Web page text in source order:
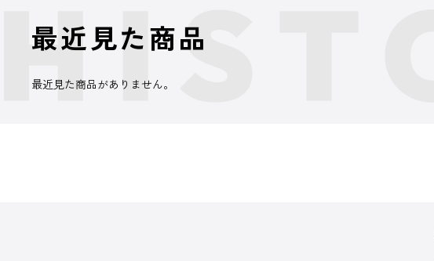
最近見た商品
最近見た商品がありません。